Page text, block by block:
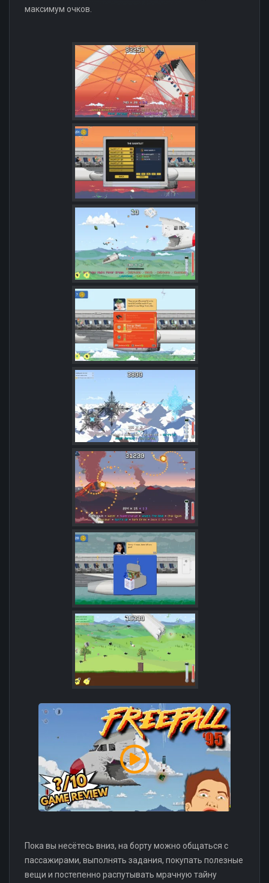
максимум очков.
Пока вы несётесь вниз, на борту можно общаться с
пассажирами, выполнять задания, покупать полезные
вещи и постепенно распутывать мрачную тайну